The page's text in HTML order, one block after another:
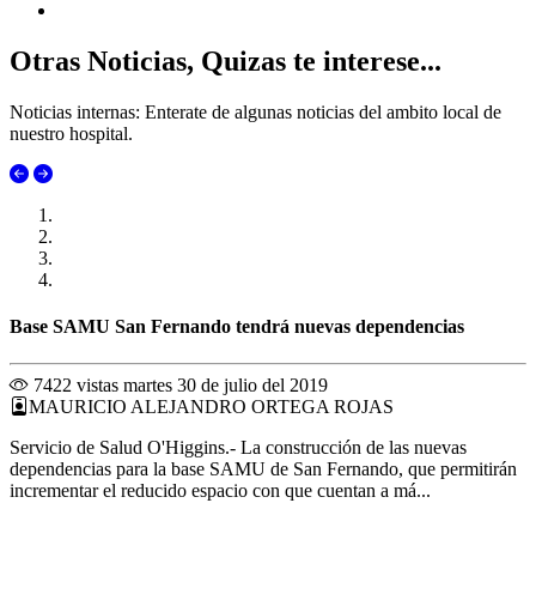
Otras Noticias, Quizas te interese...
Noticias internas: Enterate de algunas noticias del ambito local de
nuestro hospital.
Base SAMU San Fernando tendrá nuevas dependencias
7422 vistas martes 30 de julio del 2019
MAURICIO ALEJANDRO ORTEGA ROJAS
Servicio de Salud O'Higgins.- La construcción de las nuevas
dependencias para la base SAMU de San Fernando, que permitirán
incrementar el reducido espacio con que cuentan a má...